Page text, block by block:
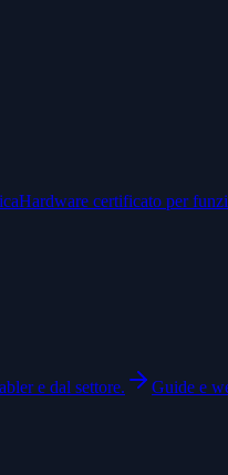
Hardware certificato per
e dal settore. Guide e